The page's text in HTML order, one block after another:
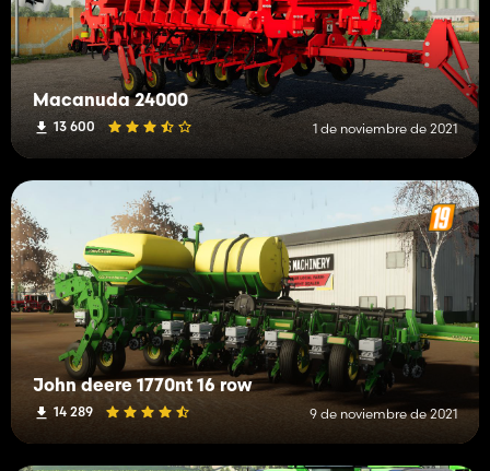
Macanuda 24000
13 600 1 de noviembre de 2021
John deere 1770nt 16 row
14 289 9 de noviembre de 2021